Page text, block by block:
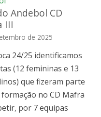
Andebol CD
III
de 2025
24/25 identificamos
(12 femininas e 13
que fizeram parte
formação no CD Mafra
por 7 equipas